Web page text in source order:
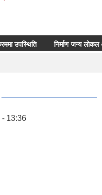
निर्माण जन्य लोकल
- 13:36